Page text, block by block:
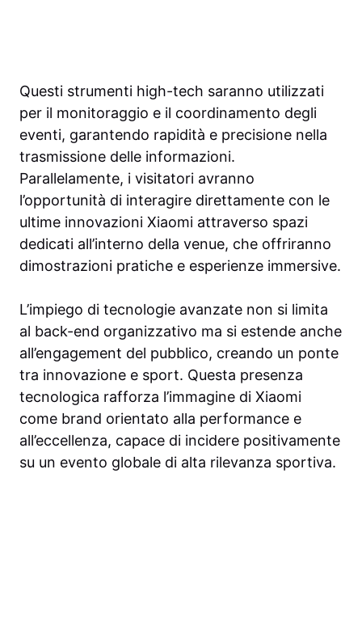
Questi strumenti high-tech saranno utilizzati
per il monitoraggio e il coordinamento degli
eventi, garantendo rapidità e precisione nella
trasmissione delle informazioni.
Parallelamente, i visitatori avranno
l’opportunità di interagire direttamente con le
ultime innovazioni Xiaomi attraverso spazi
dedicati all’interno della venue, che offriranno
dimostrazioni pratiche e esperienze immersive.
L’impiego di tecnologie avanzate non si limita
al back-end organizzativo ma si estende anche
all’engagement del pubblico, creando un ponte
tra innovazione e sport. Questa presenza
tecnologica rafforza l’immagine di Xiaomi
come brand orientato alla performance e
all’eccellenza, capace di incidere positivamente
su un evento globale di alta rilevanza sportiva.